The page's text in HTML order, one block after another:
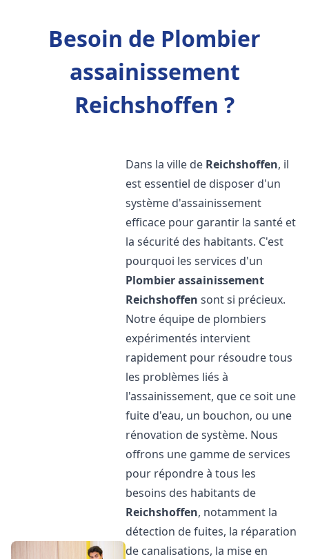
Besoin de Plombier
assainissement
Reichshoffen ?
Dans la ville de Reichshoffen, il
est essentiel de disposer d'un
système d'assainissement
efficace pour garantir la santé et
la sécurité des habitants. C'est
pourquoi les services d'un
Plombier assainissement
Reichshoffen sont si précieux.
Notre équipe de plombiers
expérimentés intervient
rapidement pour résoudre tous
les problèmes liés à
l'assainissement, que ce soit une
fuite d'eau, un bouchon, ou une
rénovation de système. Nous
offrons une gamme de services
pour répondre à tous les
besoins des habitants de
Reichshoffen, notamment la
détection de fuites, la réparation
de canalisations, la mise en